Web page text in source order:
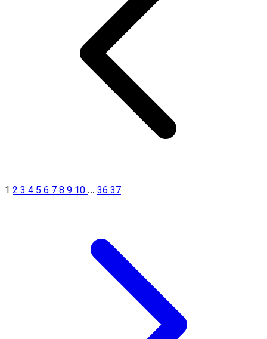
1 2 3 4 5 6 7 8 9 10 ... 36 37